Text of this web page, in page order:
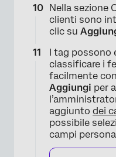
Nella sezione
clienti sono
clic su
I tag possono
classificare i
facilmente
Aggiungi per
aggiunto dei
possibile
campi